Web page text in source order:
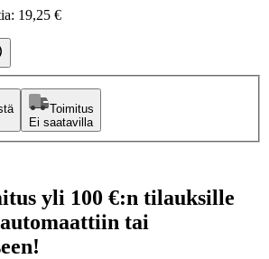
19,25 €
Toimitus
Ei saatavilla
yli 100 €:n tilauksille
tai